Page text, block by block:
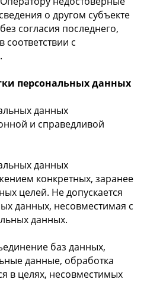
о другом субъекте
согласия последнего,
соответствии с
персональных данных
данных
и справедливой
данных
конкретных, заранее
целей. Не допускается
данных, несовместимая с
данных.
баз данных,
данные, обработка
в целях, несовместимых